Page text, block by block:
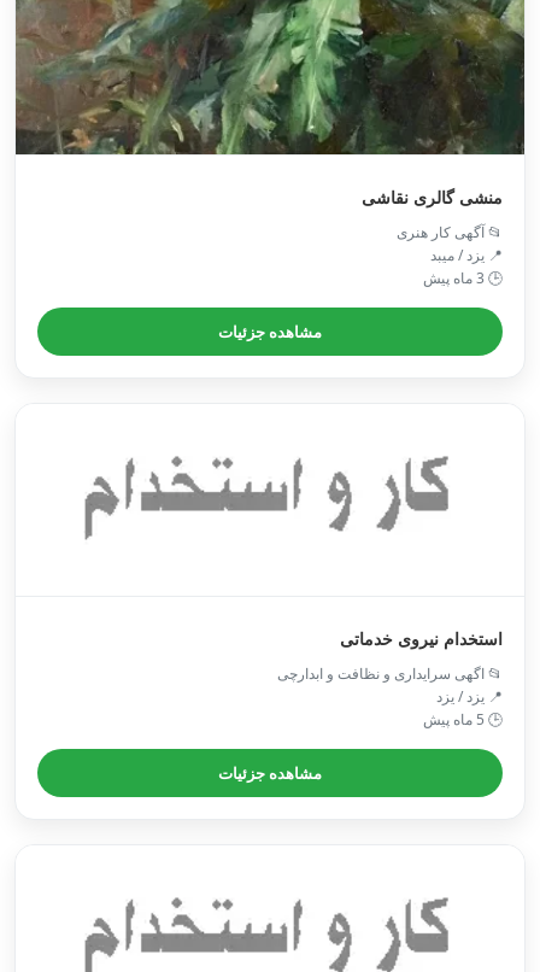
منشی گالری نقاشی
📂 آگهی کار هنری
📍 یزد / ميبد
🕒 3 ماه پیش
مشاهده جزئیات
استخدام نیروی خدماتی
📂 اگهی سرایداری و نظافت و ابدارچی
📍 یزد / یزد
🕒 5 ماه پیش
مشاهده جزئیات